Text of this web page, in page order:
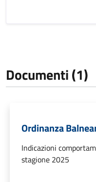
Documenti (1)
Ordinanza
Indicazioni
stagione 2025